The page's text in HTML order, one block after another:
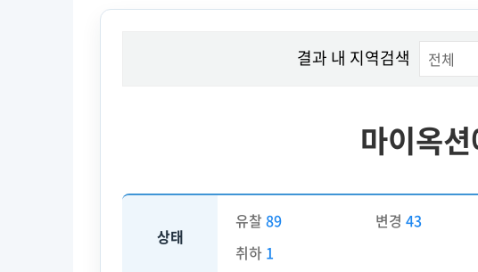
결과 내 지역검색
마이옥
상태
유찰 89 변경43
취하 1